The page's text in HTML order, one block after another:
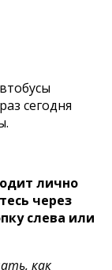
сегодня
лично
через
слева или
как